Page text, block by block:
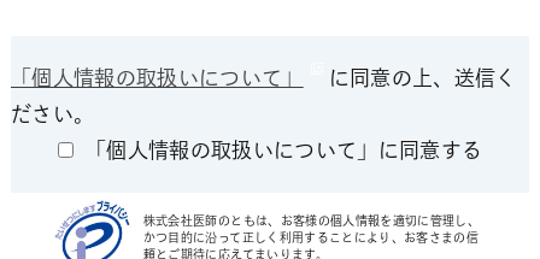
「個人情報の取扱いについて」
に同意の上、送信く
ださい。
「個人情報の取扱いについて」に同意する
株式会社医師のともは、お客様の個人情報を適切に管理し、
かつ目的に沿って正しく利用することにより、お客さまの信
頼とご期待に応えてまいります。